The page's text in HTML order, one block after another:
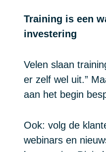
Training is een
investering
Velen slaan
er zelf wel uit.”
aan het begin
Ook: volg de
webinars en